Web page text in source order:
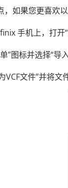
，如果您更喜欢
手机上，打开“
”图标并选择“导
VCF文件”并将文